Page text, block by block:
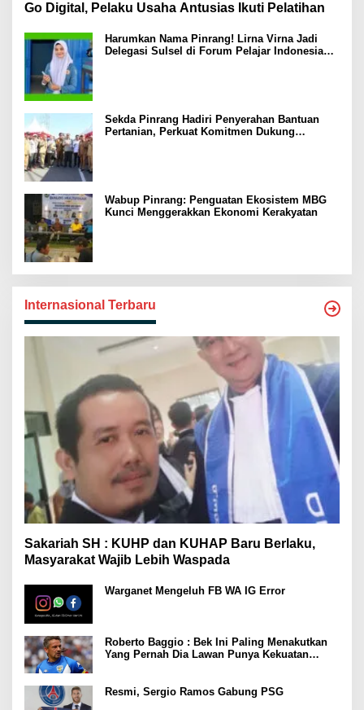
Go Digital, Pelaku Usaha Antusias Ikuti Pelatihan
Harumkan Nama Pinrang! Lirna Virna Jadi
Delegasi Sulsel di Forum Pelajar Indonesia
Sekda Pinrang Hadiri Penyerahan Bantuan
Pertanian, Perkuat Komitmen Dukung
Wabup Pinrang: Penguatan Ekosistem MBG
Kunci Menggerakkan Ekonomi Kerakyatan
Internasional Terbaru
Sakariah SH : KUHP dan KUHAP Baru Berlaku,
Masyarakat Wajib Lebih Waspada
Warganet Mengeluh FB WA IG Error
Roberto Baggio : Bek Ini Paling Menakutkan
Yang Pernah Dia Lawan Punya Kekuatan
Resmi, Sergio Ramos Gabung PSG